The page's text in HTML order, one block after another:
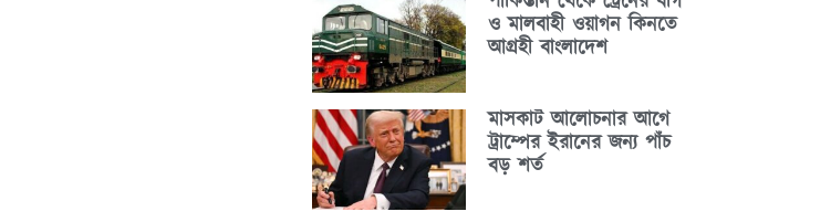
ও মালবাহী ওয়াগন কিনতে
আগ্রহী বাংলাদেশ
মাসকাট আলোচনার আগে
ট্রাম্পের ইরানের জন্য পাঁচ
বড় শর্ত